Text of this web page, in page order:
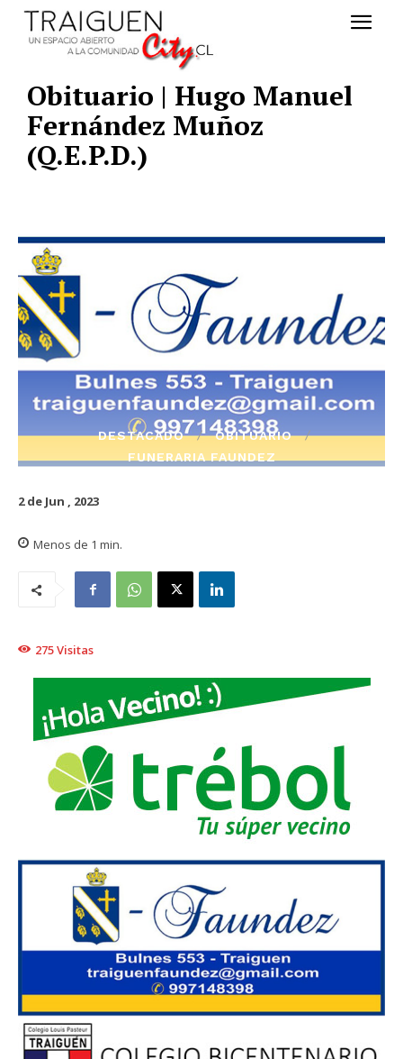
Obituario | Hugo Manuel
Fernández Muñoz
(Q.E.P.D.)
DESTACADO
OBITUARIO
FUNERARIA FAUNDEZ
2 de Jun , 2023
Menos de 1 min.
275Visitas